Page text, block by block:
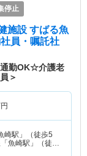
停止
施設 すばる魚
員・嘱託社
通勤OK☆介護老
＞
崎駅」（徒歩5
魚崎駅」（徒歩